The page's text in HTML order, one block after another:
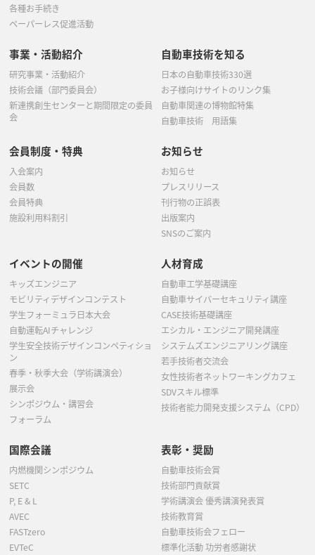
各種お手続き
ペーパーレス促進活動
事業・活動紹介
研究事業・活動紹介
技術会議（部門委員会）
新連携創生センターと期間限定の委員
会
自動車技術を知る
日本の自動車技術330選
お子様向けサイトのリンク集
自動車関連の博物館特集
自動車技術 用語集
会員制度・特典
入会案内
会員数
会員特典
施設利用料割引
お知らせ
お知らせ
プレスリリース
刊行物の正誤表
出版案内
SNSのご案内
イベントの開催
キッズエンジニア
モビリティデザインコンテスト
学生フォーミュラ日本大会
自動運転AIチャレンジ
学生安全技術デザインコンペティショ
ン
春季・秋季大会（学術講演会）
展示会
シンポジウム・講習会
フォーラム
人材育成
自動車工学基礎講座
自動車サイバーセキュリティ講座
CASE技術基礎講座
エシカル・エンジニア開発講座
システムズエンジニアリング講座
若手技術者交流会
女性技術者ネットワーキングカフェ
SDVスキル標準
技術者能力開発支援システム（CPD）
国際会議
内燃機関シンポジウム
SETC
P, E & L
AVEC
FASTzero
EVTeC
表彰・奨励
自動車技術会賞
技術部門貢献賞
学術講演会 優秀講演発表賞
技術教育賞
自動車技術会フェロー
標準化活動 功労者感謝状